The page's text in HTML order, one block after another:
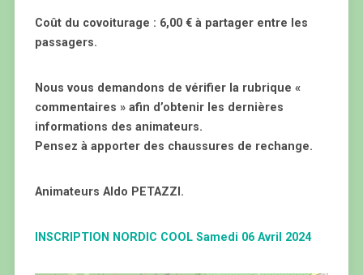
Coût du covoiturage : 6,00 € à partager entre les
passagers.
Nous vous demandons de vérifier la rubrique «
commentaires » afin d’obtenir les dernières
informations des animateurs.
Pensez à apporter des chaussures de rechange.
Animateurs Aldo PETAZZI.
INSCRIPTION NORDIC COOL Samedi 06 Avril 2024